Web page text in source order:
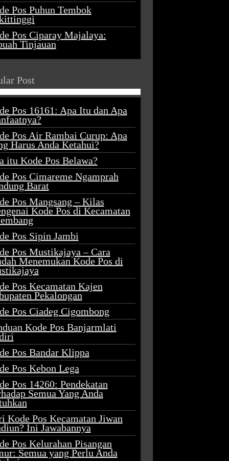
Pos Puhun Tembok
Pos Ciparay Majalaya:
Tinjauan
Post
Pos 16161: Apa Itu dan Apa
Pos Air Rambai Curup: Apa
Harus Anda Ketahui?
itu Kode Pos Belawa?
Pos Cimareme Ngamprah
Barat
Pos Mangsang – Kilas
Kode Pos di Kecamatan
Pos Sipin Jambi
Pos Mustikajaya – Cara
Menemukan Kode Pos di
Pos Kecamatan Kajen
Pekalongan
Pos Ciadeg Cigombong
Kode Pos Banjarmlati
Pos Bandar Klippa
Pos Kebon Lega
Pos 14260: Pendekatan
Semua Yang Anda
Kode Pos Kecamatan Jiwan
Ini Jawabannya
Pos Kelurahan Pisangan
Semua yang Perlu Anda